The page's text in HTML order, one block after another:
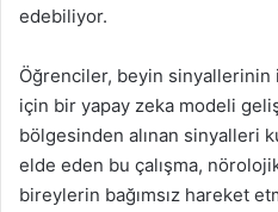
edebiliyor.
Öğrenciler, beyin sinyallerinin
için bir yapay zeka modeli
bölgesinden alınan sinyalleri
elde eden bu çalışma,
bireylerin bağımsız hareket